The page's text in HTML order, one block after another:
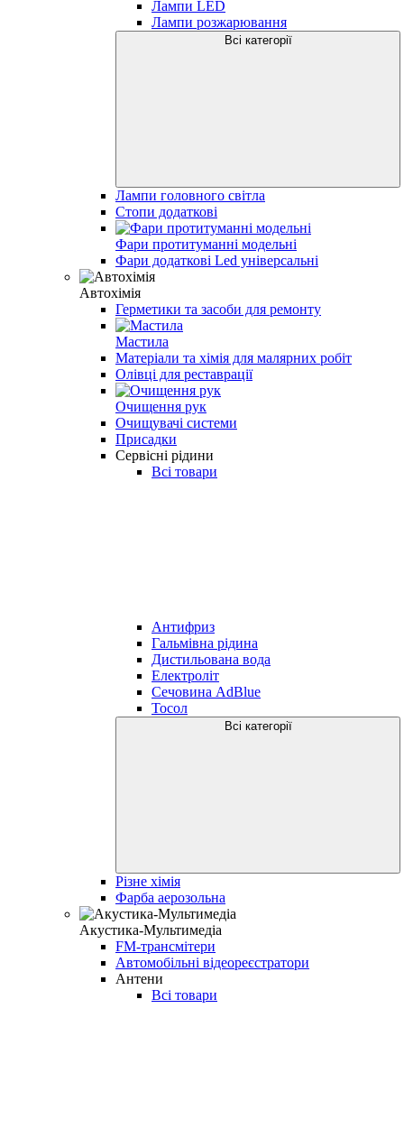
Лампи LED
Лампи розжарювання
Всі категорії
Лампи головного світла
Стопи додаткові
Фари протитуманні модельні
Фари додаткові Led універсальні
Автохімія
Герметики та засоби для ремонту
Мастила
Матеріали та хімія для малярних робіт
Олівці для реставрації
Очищення рук
Очищувачі системи
Присадки
Сервісні рідини
Всі товари
Антифриз
Гальмівна рідина
Дистильована вода
Електроліт
Сечовина AdBlue
Тосол
Всі категорії
Різне хімія
Фарба аерозольна
Акустика-Мультимедіа
FM-трансмітери
Автомобільні відеореєстратори
Антени
Всі товари